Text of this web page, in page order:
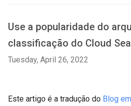
Use a popularidade do
classificação do Cloud
Tuesday, April 26, 2022
Este artigo é a tradução do Blog